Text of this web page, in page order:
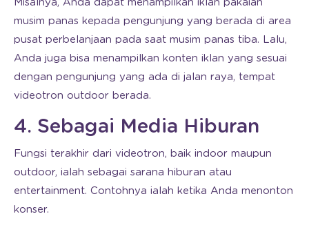
Misalnya, Anda dapat menampilkan iklan pakaian
musim panas kepada pengunjung yang berada di area
pusat perbelanjaan pada saat musim panas tiba. Lalu,
Anda juga bisa menampilkan konten iklan yang sesuai
dengan pengunjung yang ada di jalan raya, tempat
videotron outdoor berada.
4. Sebagai Media Hiburan
Fungsi terakhir dari videotron, baik indoor maupun
outdoor, ialah sebagai sarana hiburan atau
entertainment. Contohnya ialah ketika Anda menonton
konser.